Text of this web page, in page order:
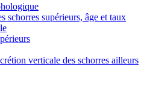
schorres supérieurs, âge et taux
verticale des schorres ailleurs